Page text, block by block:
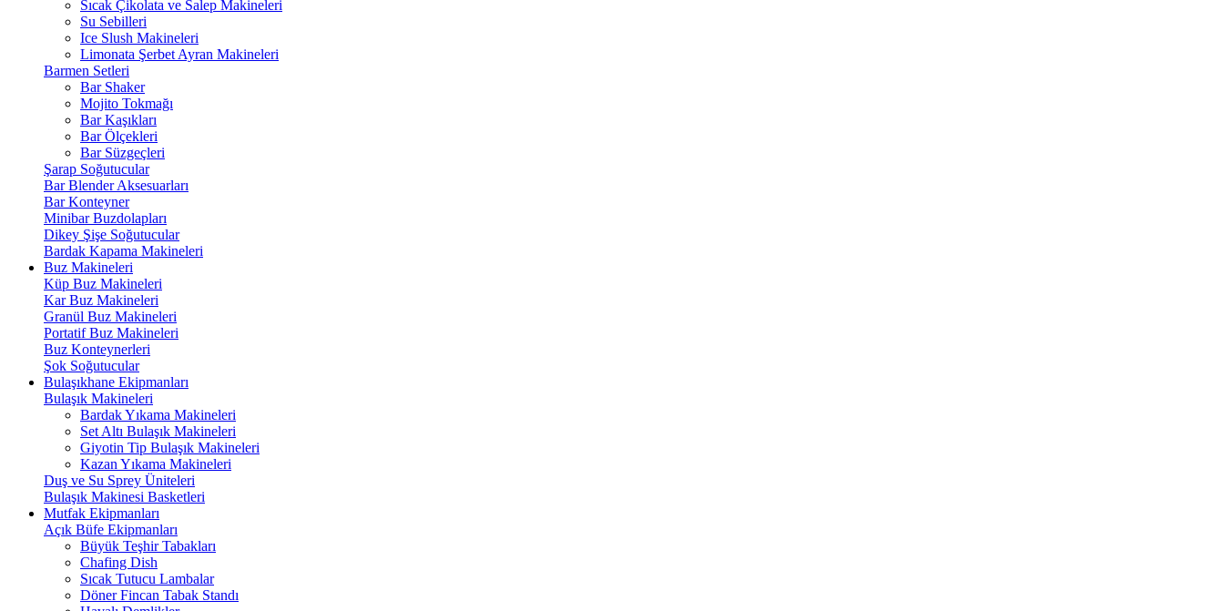
Sıcak Çikolata ve Salep Makineleri
Su Sebilleri
Ice Slush Makineleri
Limonata Şerbet Ayran Makineleri
Barmen Setleri
Bar Shaker
Mojito Tokmağı
Bar Kaşıkları
Bar Ölçekleri
Bar Süzgeçleri
Şarap Soğutucular
Bar Blender Aksesuarları
Bar Konteyner
Minibar Buzdolapları
Dikey Şişe Soğutucular
Bardak Kapama Makineleri
Buz Makineleri
Küp Buz Makineleri
Kar Buz Makineleri
Granül Buz Makineleri
Portatif Buz Makineleri
Buz Konteynerleri
Şok Soğutucular
Bulaşıkhane Ekipmanları
Bulaşık Makineleri
Bardak Yıkama Makineleri
Set Altı Bulaşık Makineleri
Giyotin Tip Bulaşık Makineleri
Kazan Yıkama Makineleri
Duş ve Su Sprey Üniteleri
Bulaşık Makinesi Basketleri
Mutfak Ekipmanları
Açık Büfe Ekipmanları
Büyük Teşhir Tabakları
Chafing Dish
Sıcak Tutucu Lambalar
Döner Fincan Tabak Standı